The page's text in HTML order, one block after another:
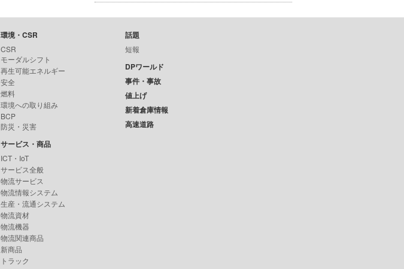
環境・CSR
CSR
モーダルシフト
再生可能エネルギー
安全
燃料
環境への取り組み
BCP
防災・災害
サービス・商品
ICT・IoT
サービス全般
物流サービス
物流情報システム
生産・流通システム
物流資材
物流機器
物流関連商品
新商品
トラック
話題
短報
DPワールド
事件・事故
値上げ
新着倉庫情報
高速道路